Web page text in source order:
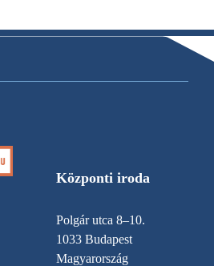
Központi iroda
Polgár utca 8–10.
1033 Budapest
Magyarország